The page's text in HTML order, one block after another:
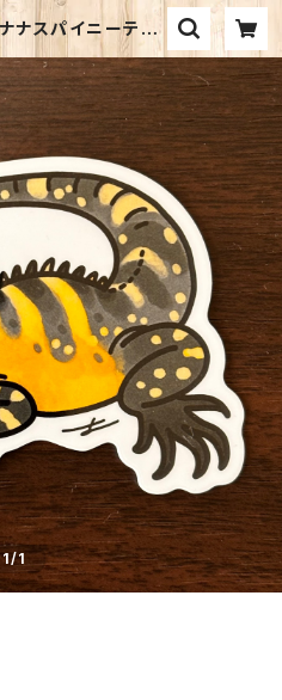
ナスパイニーテー
バナナワニ園 売店
1/1